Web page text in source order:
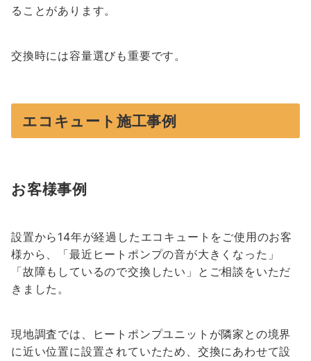
ることがあります。
交換時には容量選びも重要です。
エコキュート施工事例
お客様事例
設置から14年が経過したエコキュートをご使用のお客
様から、「最近ヒートポンプの音が大きくなった」
「故障もしているので交換したい」とご相談をいただ
きました。
現地調査では、ヒートポンプユニットが隣家との境界
に近い位置に設置されていたため、交換にあわせて設